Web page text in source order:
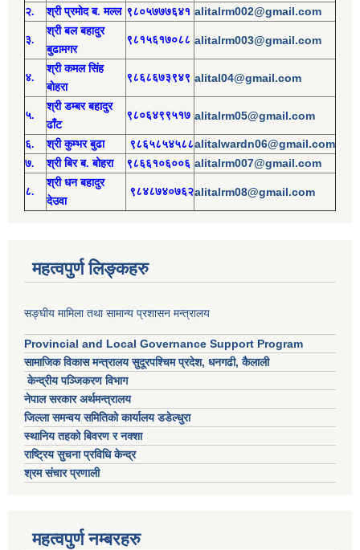
२. श्रीप्रमोदब. मल्ल ९८०५७७७६४१ alitalrm002@gmail.com
३.
श्रीबल बहादुर
बुढामगर
९८१५६१७०८८ alitalrm003@gmail.com
४.
श्री कमल सिंह
बोहरा
९८६८६७३९४९ alital04@gmail.com
५.
श्री डम्बर बहादुर
ढाँट
९८०६४९९५१७ alitalrm05@gmail.com
६. श्री कुम्भर बुढा ९८६५८५४५८८alitalwardn06@gmail.com
७. श्री बिर ब. बोहरा ९८६६१०६००६ alitalrm007@gmail.com
८.
श्री धन बहादुर
देउवा
९८४८७४०७६२alitalrm08@gmail.com
महत्वपुर्ण लिङ्कहरु
सङ्घीय मामिला तथा सामान्य प्रशासन मन्त्रालय
Provincial and Local Governance Support Program
सामाजिक विकास मन्त्रालय सुदूरपश्चिम प्रदेश, धनगढी, कैलाली
केन्द्रीय पञ्जिकरण विभाग
नेपाल सरकार अर्थमन्त्रालय
जिल्ला समन्वय समितिको कार्यालय डडेल्धुरा
स्थानिय तहको बिवरण र नक्शा
राष्ट्रिय सुचना प्रविधि केन्द्र
श्रम संचार प्रणाली
महत्वपुर्ण नम्बरहरु